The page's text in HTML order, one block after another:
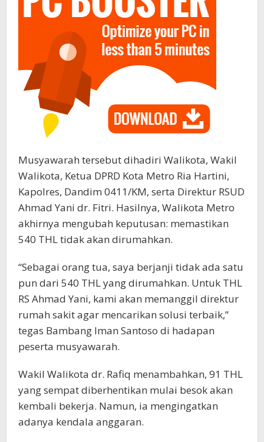
Musyawarah tersebut dihadiri Walikota, Wakil
Walikota, Ketua DPRD Kota Metro Ria Hartini,
Kapolres, Dandim 0411/KM, serta Direktur RSUD
Ahmad Yani dr. Fitri. Hasilnya, Walikota Metro
akhirnya mengubah keputusan: memastikan
540 THL tidak akan dirumahkan.
“Sebagai orang tua, saya berjanji tidak ada satu
pun dari 540 THL yang dirumahkan. Untuk THL
RS Ahmad Yani, kami akan memanggil direktur
rumah sakit agar mencarikan solusi terbaik,”
tegas Bambang Iman Santoso di hadapan
peserta musyawarah.
Wakil Walikota dr. Rafiq menambahkan, 91 THL
yang sempat diberhentikan mulai besok akan
kembali bekerja. Namun, ia mengingatkan
adanya kendala anggaran.